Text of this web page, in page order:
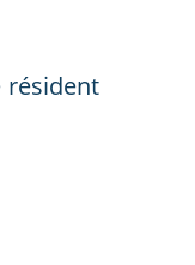
résident